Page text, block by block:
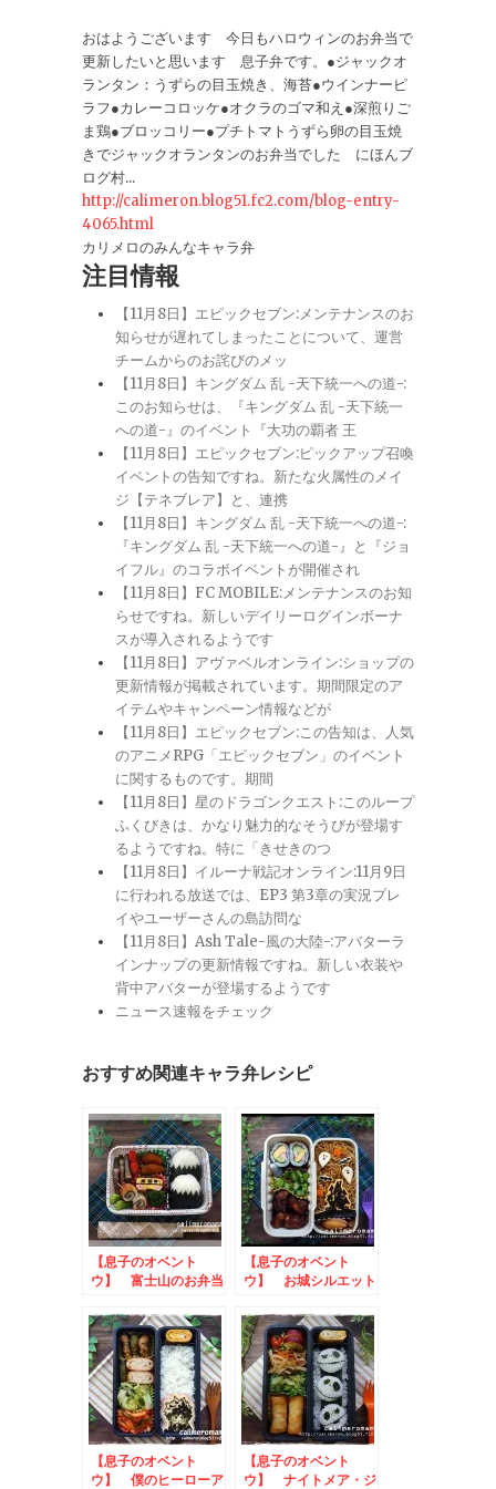
おはようございます 今日もハロウィンのお弁当で
更新したいと思います 息子弁です。●ジャックオ
ランタン：うずらの目玉焼き、海苔●ウインナーピ
ラフ●カレーコロッケ●オクラのゴマ和え●深煎りご
ま鶏●ブロッコリー●プチトマトうずら卵の目玉焼
きでジャックオランタンのお弁当でした にほんブ
ログ村...
http://calimeron.blog51.fc2.com/blog-entry-
4065.html
カリメロのみんなキャラ弁
注目情報
【11月8日】エピックセブン:メンテナンスのお
知らせが遅れてしまったことについて、運営
チームからのお詫びのメッ
【11月8日】キングダム 乱 -天下統一への道-:
このお知らせは、『キングダム 乱 -天下統一
への道-』のイベント『大功の覇者 王
【11月8日】エピックセブン:ピックアップ召喚
イベントの告知ですね。新たな火属性のメイ
ジ【テネブレア】と、連携
【11月8日】キングダム 乱 -天下統一への道-:
『キングダム 乱 -天下統一への道-』と『ジョ
イフル』のコラボイベントが開催され
【11月8日】FC MOBILE:メンテナンスのお知
らせですね。新しいデイリーログインボーナ
スが導入されるようです
【11月8日】アヴァベルオンライン:ショップの
更新情報が掲載されています。期間限定のア
イテムやキャンペーン情報などが
【11月8日】エピックセブン:この告知は、人気
のアニメRPG「エピックセブン」のイベント
に関するものです。期間
【11月8日】星のドラゴンクエスト:このループ
ふくびきは、かなり魅力的なそうびが登場す
るようですね。特に「きせきのつ
【11月8日】イルーナ戦記オンライン:11月9日
に行われる放送では、EP3 第3章の実況プレ
イやユーザーさんの島訪問な
【11月8日】Ash Tale-風の大陸-:アバターラ
インナップの更新情報ですね。新しい衣装や
背中アバターが登場するようです
ニュース速報をチェック
おすすめ関連キャラ弁レシピ
【息子のオベント
ウ】 富士山のお弁当
【息子のオベント
ウ】 お城シルエット
【息子のオベント
ウ】 僕のヒーローア
【息子のオベント
ウ】 ナイトメア・ジ